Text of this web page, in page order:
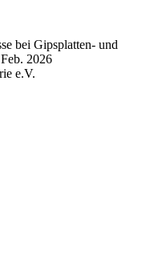
bei Gipsplatten- und
2026
e.V.